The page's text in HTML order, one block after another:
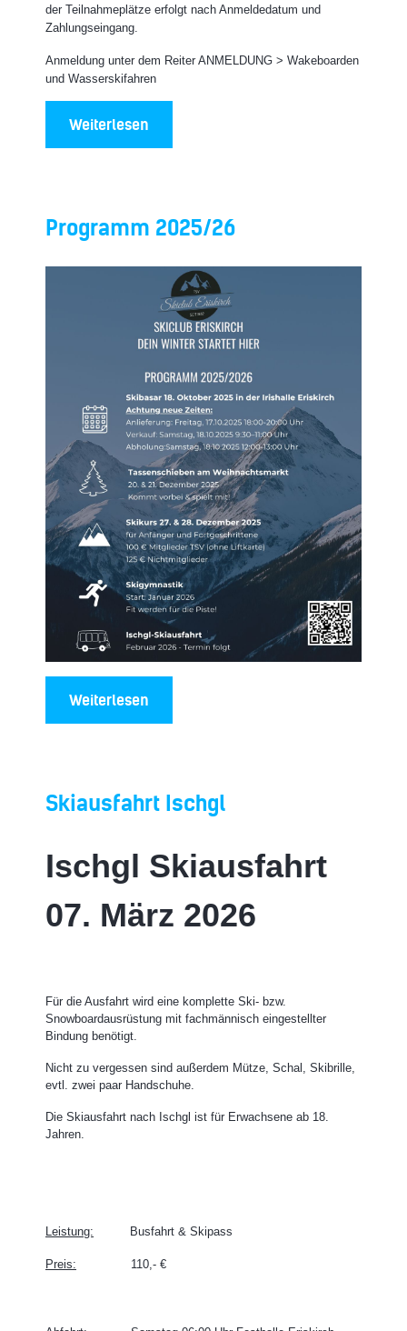
der Teilnahmeplätze erfolgt nach Anmeldedatum und
Zahlungseingang.
Anmeldung unter dem Reiter ANMELDUNG > Wakeboarden
und Wasserskifahren
Weiterlesen
Programm 2025/26
Weiterlesen
Skiausfahrt Ischgl
Ischgl Skiausfahrt
07. März 2026
Für die Ausfahrt wird eine komplette Ski- bzw.
Snowboardausrüstung mit fachmännisch eingestellter
Bindung benötigt.
Nicht zu vergessen sind außerdem Mütze, Schal, Skibrille,
evtl. zwei paar Handschuhe.
Die Skiausfahrt nach Ischgl ist für Erwachsene ab 18.
Jahren.
Leistung: Busfahrt & Skipass
Preis: 110,- €